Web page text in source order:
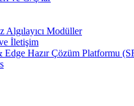
Algılayıcı Modüller
İletişim
Edge Hazır Çözüm Platformu